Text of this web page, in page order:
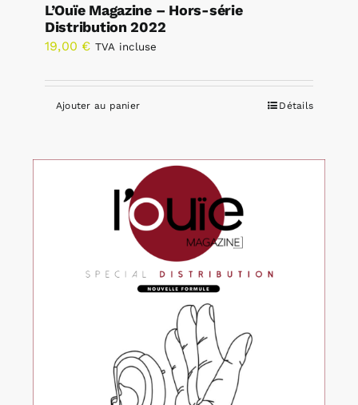
L’Ouïe Magazine – Hors-série
Distribution 2022
19,00 € TVA incluse
Ajouter au panier Détails